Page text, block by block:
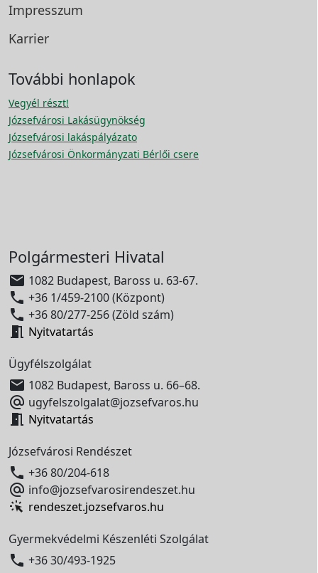
Impresszum
Karrier
További honlapok
Vegyél részt!
Józsefvárosi Lakásügynökség
Józsefvárosi lakáspályázato
Józsefvárosi Önkormányzati Bérlői csere
Polgármesteri Hivatal
 1082 Budapest, Baross u. 63-67.
 +36 1/459-2100 (Központ)
 +36 80/277-256 (Zöld szám)
 Nyitvatartás
Ügyfélszolgálat
 1082 Budapest, Baross u. 66–68.
 ugyfelszolgalat@jozsefvaros.hu
 Nyitvatartás
Józsefvárosi Rendészet
 +36 80/204-618
 info@jozsefvarosirendeszet.hu
rendeszet.jozsefvaros.hu
Gyermekvédelmi Készenléti Szolgálat
 +36 30/493-1925